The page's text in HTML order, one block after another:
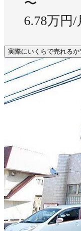
〜
6.78万円/
実際にいくらで売れる